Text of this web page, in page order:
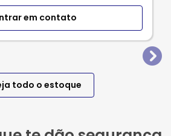
em contato
todo o estoque